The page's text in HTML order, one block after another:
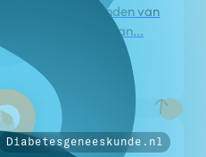
‘live’. Na maanden van
Internistendagen van...
Diabetesgeneeskunde.nl